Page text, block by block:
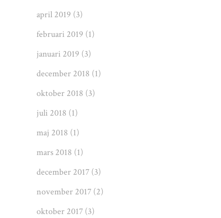
april 2019 (3)
februari 2019 (1)
januari 2019 (3)
december 2018 (1)
oktober 2018 (3)
juli 2018 (1)
maj 2018 (1)
mars 2018 (1)
december 2017 (3)
november 2017 (2)
oktober 2017 (3)